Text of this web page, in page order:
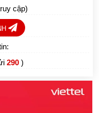
cập)
290 )